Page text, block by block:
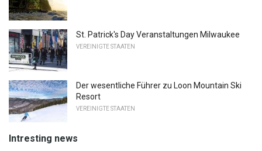
St. Patrick's Day Veranstaltungen Milwaukee
VEREINIGTE STAATEN
Der wesentliche Führer zu Loon Mountain Ski
Resort
VEREINIGTE STAATEN
Intresting news